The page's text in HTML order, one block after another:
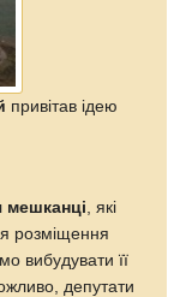
привітав ідею
мешканці , які
розміщення
вибудувати її
депутати